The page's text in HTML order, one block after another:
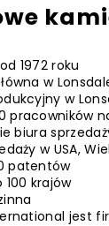
1972 roku
w
w
pracowników
biura
w USA,
patentów
100 krajów
jest